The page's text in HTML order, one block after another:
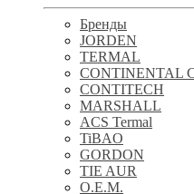
Бренды
JORDEN
TERMAL
CONTINENTAL
CONTITECH
MARSHALL
ACS Termal
TiBAO
GORDON
TIE AUR
O.E.M.